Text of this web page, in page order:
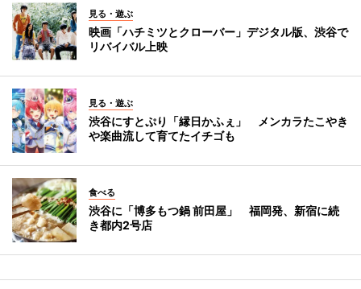
見る・遊ぶ
映画「ハチミツとクローバー」デジタル版、渋谷で
リバイバル上映
見る・遊ぶ
渋谷にすとぷり「縁日かふぇ」 メンカラたこやき
や楽曲流して育てたイチゴも
食べる
渋谷に「博多もつ鍋 前田屋」 福岡発、新宿に続
き都内2号店